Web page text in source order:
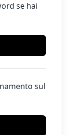
se hai
sul